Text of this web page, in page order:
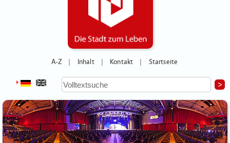
A-Z Inhalt Kontakt Startseite